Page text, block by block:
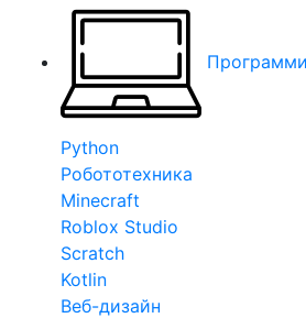
Python
Робототехника
Minecraft
Roblox Studio
Scratch
Kotlin
Веб-дизайн